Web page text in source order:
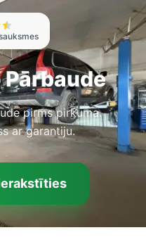
pirms pirkuma.
ar garantiju.